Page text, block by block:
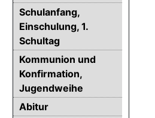
Schulanfang,
Einschulung, 1.
Schultag
Kommunion und
Konfirmation,
Jugendweihe
Abitur